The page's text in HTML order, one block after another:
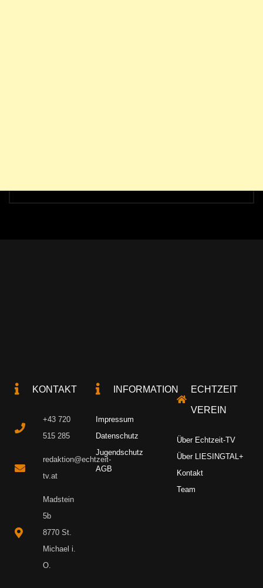
KONTAKT
+43 720
515 285
redaktion@echtzeit-
tv.at
Madstein
5b
8770 St.
Michael i.
O.
INFORMATION
Impressum
Datenschutz
Jugendschutz
AGB
ECHTZEIT
VEREIN
Über Echtzeit-TV
Über LIESINGTAL+
Kontakt
Team